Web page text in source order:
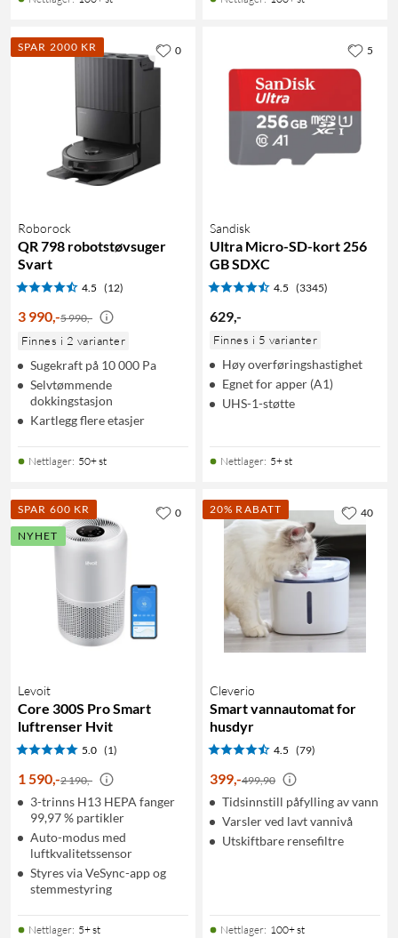
SPAR 2000 KR
Roborock
QR 798 robotstøvsuger
Svart
4.5 (12)
3 990,-5 990,-
Finnes i 2 varianter
Sugekraft på 10 000 Pa
Selvtømmende
dokkingstasjon
Kartlegg flere etasjer
Nettlager: 50+ st
0
Sandisk
Ultra Micro-SD-kort 256
GB SDXC
4.5 (3345)
629,-
Finnes i 5 varianter
Høy overføringshastighet
Egnet for apper (A1)
UHS-1-støtte
Nettlager: 5+ st
5
SPAR 600 KR
NYHET
Levoit
Core 300S Pro Smart
luftrenser Hvit
5.0 (1)
1 590,-2 190,-
3-trinns H13 HEPA fanger
99,97 % partikler
Auto-modus med
luftkvalitetssensor
Styres via VeSync-app og
stemmestyring
Nettlager: 5+ st
0 20% RABATT
Cleverio
Smart vannautomat for
husdyr
4.5 (79)
399,-499,90
Tidsinnstill påfylling av vann
Varsler ved lavt vannivå
Utskiftbare rensefiltre
Nettlager: 100+ st
40